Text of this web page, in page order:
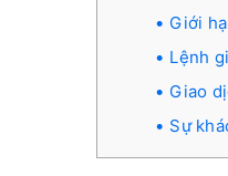
Giới
Lệnh
Giao
Sự